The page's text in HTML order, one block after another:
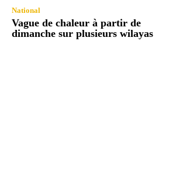
National
Vague de chaleur à partir de
dimanche sur plusieurs wilayas